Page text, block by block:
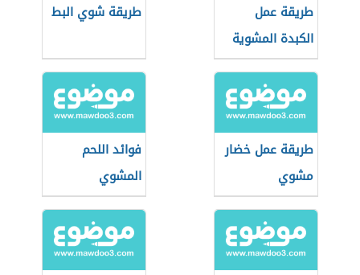
طريقة عمل
الكبدة المشوية
طريقة شوي البط
طريقة عمل خضار
مشوي
فوائد اللحم
المشوي